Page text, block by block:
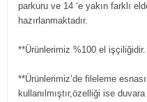
parkuru ve 14 ‘e yakın farklı
hazırlanmaktadır.
**Ürünlerimiz %100 el işçiliğidir.
**Ürünlerimiz’de fileleme
kullanılmıştır,özelliği ise